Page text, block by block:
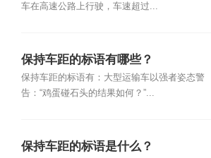
车在高速公路上行驶，车速超过...
保持车距的标语有哪些？
保持车距的标语有：大型运输车以强者姿态警
告：“鸡蛋碰石头的结果如何？”...
保持车距的标语是什么？